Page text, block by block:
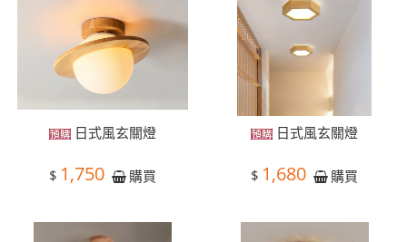
日式風玄關燈
$ 1,750 購買
日式風玄關燈
$ 1,680 購買